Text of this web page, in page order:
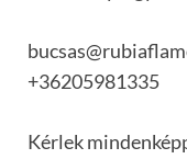
+36205981335
Kérlek